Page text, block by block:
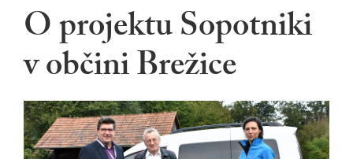
O projektu Sopotniki
v občini Brežice